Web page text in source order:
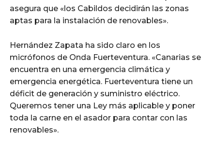
asegura que «los Cabildos decidirán las zonas
aptas para la instalación de renovables».
Hernández Zapata ha sido claro en los
micrófonos de Onda Fuerteventura. «Canarias se
encuentra en una emergencia climática y
emergencia energética. Fuerteventura tiene un
déficit de generación y suministro eléctrico.
Queremos tener una Ley más aplicable y poner
toda la carne en el asador para contar con las
renovables».